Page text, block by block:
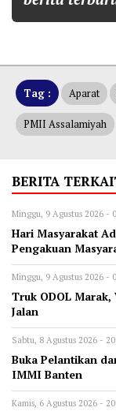
Tag : Aparat
PMII Assalamiyah
BERITA
Minggu, 9 Agustus 2026 -
Hari Masyarakat
Pengakuan
Minggu, 9 Agustus 2026 -
Truk ODOL Marak,
Jalan
Sabtu, 8 Agustus 2026 -
Buka Pelantikan
IMMI Banten
Kamis, 6 Agustus 2026 -